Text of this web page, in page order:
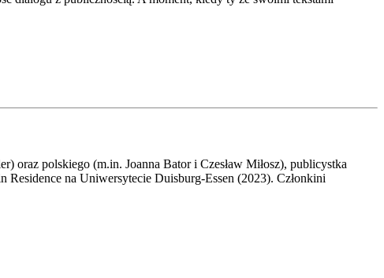
oraz polskiego (m.in. Joanna Bator i Czesław Miłosz), publicystka
na Uniwersytecie Duisburg-Essen (2023). Członkini